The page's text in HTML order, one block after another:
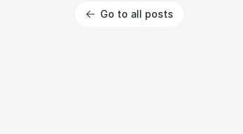
Go to all posts